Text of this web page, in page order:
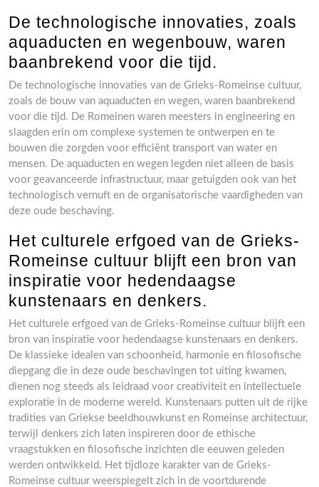
De technologische innovaties, zoals
aquaducten en wegenbouw, waren
baanbrekend voor die tijd.
De technologische innovaties van de Grieks-Romeinse cultuur,
zoals de bouw van aquaducten en wegen, waren baanbrekend
voor die tijd. De Romeinen waren meesters in engineering en
slaagden erin om complexe systemen te ontwerpen en te
bouwen die zorgden voor efficiënt transport van water en
mensen. De aquaducten en wegen legden niet alleen de basis
voor geavanceerde infrastructuur, maar getuigden ook van het
technologisch vernuft en de organisatorische vaardigheden van
deze oude beschaving.
Het culturele erfgoed van de Grieks-
Romeinse cultuur blijft een bron van
inspiratie voor hedendaagse
kunstenaars en denkers.
Het culturele erfgoed van de Grieks-Romeinse cultuur blijft een
bron van inspiratie voor hedendaagse kunstenaars en denkers.
De klassieke idealen van schoonheid, harmonie en filosofische
diepgang die in deze oude beschavingen tot uiting kwamen,
dienen nog steeds als leidraad voor creativiteit en intellectuele
exploratie in de moderne wereld. Kunstenaars putten uit de rijke
tradities van Griekse beeldhouwkunst en Romeinse architectuur,
terwijl denkers zich laten inspireren door de ethische
vraagstukken en filosofische inzichten die eeuwen geleden
werden ontwikkeld. Het tijdloze karakter van de Grieks-
Romeinse cultuur weerspiegelt zich in de voortdurende